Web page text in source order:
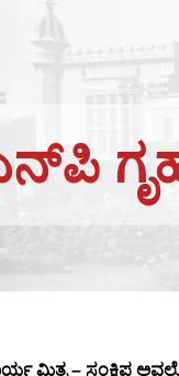
ಮಿತ್ರ – ಸಂಕ್ಷಿಪ್ತ